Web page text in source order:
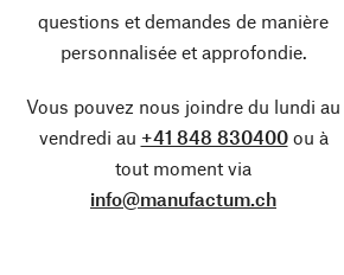
questions et demandes de manière
personnalisée et approfondie.
Vous pouvez nous joindre du lundi au
vendredi au +41 848 830400ou à
tout moment via
info@manufactum.ch